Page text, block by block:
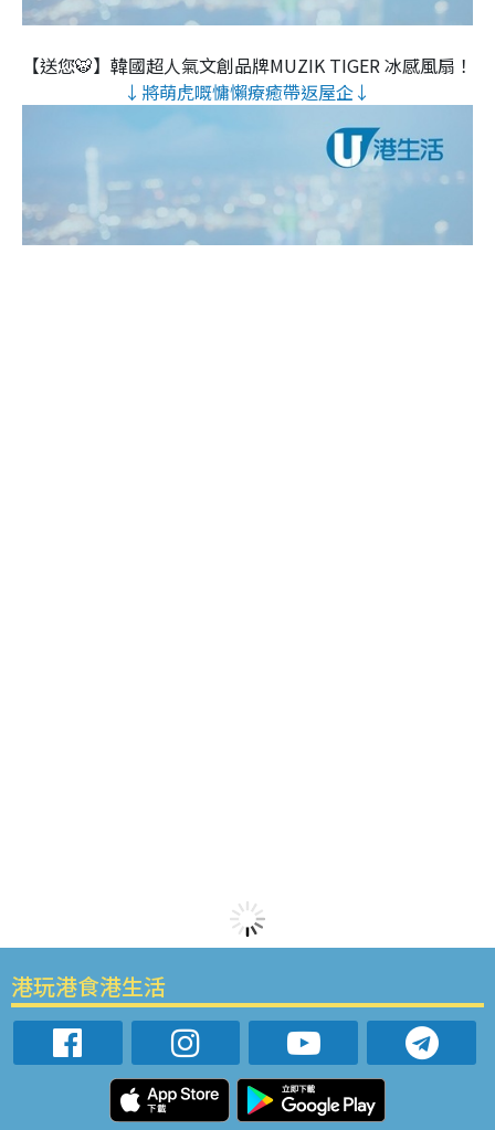
【送您🐯】韓國超人氣文創品牌MUZIK TIGER 冰感風扇！
↓將萌虎嘅慵懶療癒帶返屋企↓
港玩港食港生活